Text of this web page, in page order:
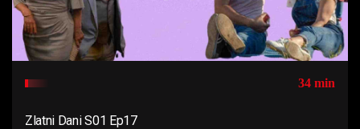
34 min
Zlatni Dani S01 Ep17